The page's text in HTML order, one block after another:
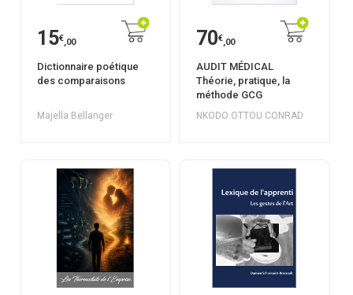
15€,00
Dictionnaire poétique
des comparaisons
Majella Bellanger
70€,00
AUDIT MÉDICAL
Théorie, pratique, la
méthode GCG
NKODO OTTOU CONRAD